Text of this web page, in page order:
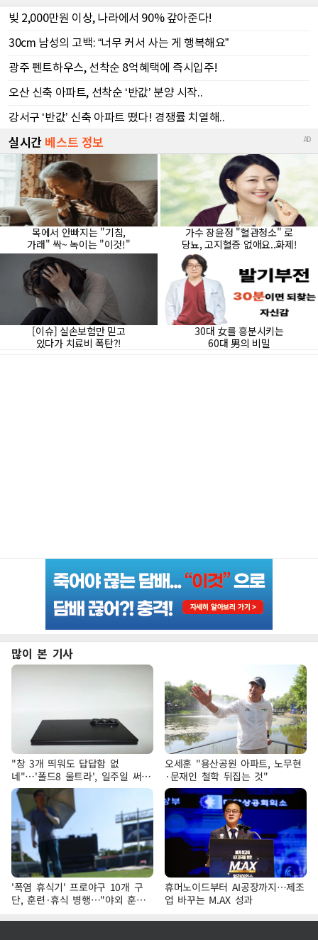
많이 본 기사
"창 3개 띄워도 답답함 없
네"…'폴드8 울트라', 일주일 써보
니
오세훈 "용산공원 아파트, 노무현
·문재인 철학 뒤집는 것"
'폭염 휴식기' 프로야구 10개 구
단, 훈련·휴식 병행…"야외 훈련
해도 안전 최우선"
휴머노이드부터 AI공장까지…제조
업 바꾸는 M.AX 성과